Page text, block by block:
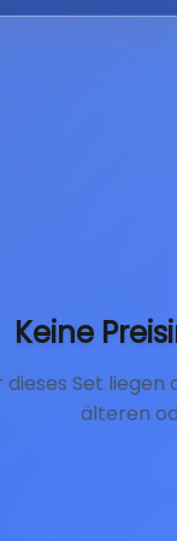
Keine
dieses Set
älteren